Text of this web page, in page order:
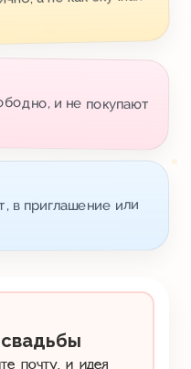
и не покупают
в приглашение или
почту, и идея